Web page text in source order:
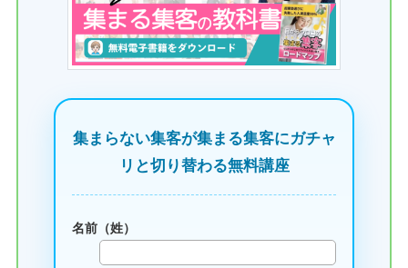
集まらない集客が集まる集客にガチャ
リと切り替わる無料講座
名前（姓）